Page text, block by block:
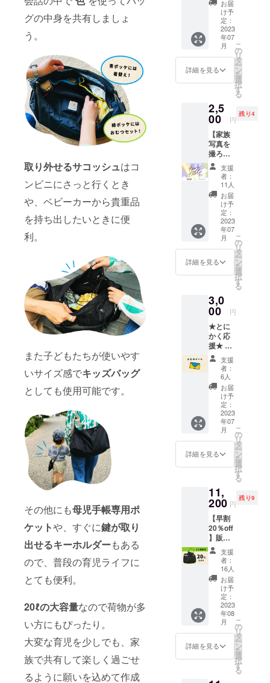
グの中身を共有しましょ
う。
取り外せるサコッシュはコ
ンビニにさっと行くとき
や、ベビーカーから貴重品
を持ち出したいときに便
利。
また子どもたちが使いやす
いサイズ感でキッズバッグ
としても使用可能です。
その他にも母児手帳専用ポ
ケットや、すぐに鍵が取り
出せるキーホルダーもある
ので、普段の育児ライフに
とても便利。
20ℓの大容量なので荷物が多
い方にもぴったり。
大変な育児を少しでも、家
族で共有して楽しく過ごせ
るように願いを込めて作成
定して
いただ
けま
す。
お届
け予
定：
2023
年07
月
詳細を見る
こ
の
リ
タ
ー
ン
を
選
択
す
る
2,5
00 円
残り4
【家族
写真を
撮ろ
う！】
7月9日
(日)東京
下北沢
の人気
のフォ
トスタ
ジオに
て家族
写真(セ
ルフ
シャッ
ター)体
きま
す！マ
タニ
ティ、
ウェ
ディン
グも
可！
★15分
間撮り
放題＆
その場
で全
データ
お渡し
のプラ
ンをご
♪(通常
¥4,000/
2名) ★
次回使
える
50％オ
フクー
ポンを
お渡し
しま
す。(通
常30分
間撮り
放題
¥8,000
のプラ
ン) ※
支援
者：
11人
お届
け予
定：
2023
年07
月
詳細を見る
こ
の
リ
タ
ー
ン
を
選
択
す
る
3,0
00 円
★とに
かく応
援★ ◎
心を込
めたお
礼の
メール
をお送
りしま
す。
◎3000
円～ご
自由に
金額設
定して
いただ
す。
支援
者：
6人
お届
け予
定：
2023
年07
月
詳細を見る
こ
の
リ
タ
ー
ン
を
選
択
す
る
11,
200 円
残り9
【早割
20％off
】販売
予定価
格
¥14,000
20%OF
F「おや
とこ
バッ
グ」送
料込
み。※沖
縄、北
海道地
域、海
支援
者：
16人
お届
け予
定：
2023
年08
月
詳細を見る
こ
の
リ
タ
ー
ン
を
選
択
す
る